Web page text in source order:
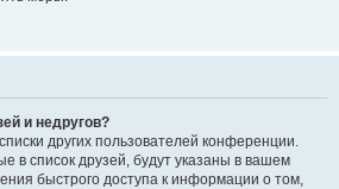
и недругов?
других пользователей конференции.
в список друзей, будут указаны в вашем
быстрого доступа к информации о том,